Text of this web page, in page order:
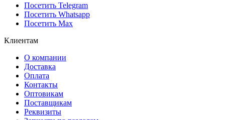
Посетить Telegram
Посетить Whatsapp
Посетить Max
Клиентам
О компании
Доставка
Оплата
Контакты
Оптовикам
Поставщикам
Реквизиты